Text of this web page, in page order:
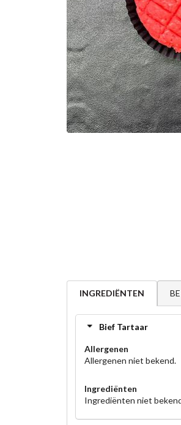
INGREDIËNTEN
Bief Tartaar
Allergenen
Allergenen niet bekend.
Ingrediënten
Ingrediënten niet